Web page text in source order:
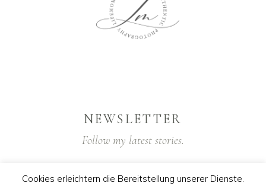
NEWSLETTER
Follow my latest stories.
Cookies erleichtern die Bereitstellung unserer Dienste.